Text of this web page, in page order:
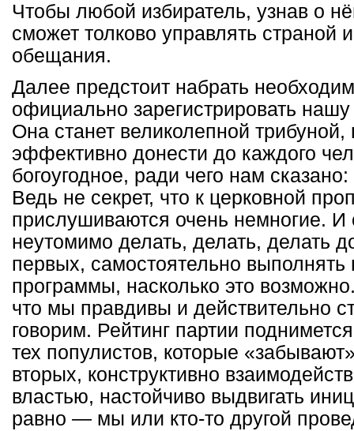
Чтобы любой избиратель, узнав о
сможет толково управлять страной
обещания.
Далее предстоит набрать
официально зарегистрировать
Она станет великолепной
эффективно донести до каждого
богоугодное, ради чего нам
Ведь не секрет, что к церковной
прислушиваются очень немногие.
неутомимо делать, делать, делать
первых, самостоятельно выполнять
программы, насколько это
что мы правдивы и действительно
говорим. Рейтинг партии
тех популистов, которые
вторых, конструктивно
властью, настойчиво выдвигать
равно — мы или кто-то другой